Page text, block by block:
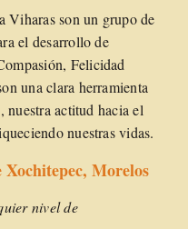
Viharas son un grupo de
el desarrollo de
Felicidad
una clara herramienta
nuestra actitud hacia el
nuestras vidas.
Morelos
nivel de